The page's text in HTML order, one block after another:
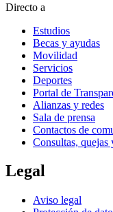
Directo a
Estudios
Becas y ayudas
Movilidad
Servicios
Deportes
Portal de
Alianzas y redes
Sala de prensa
Contactos de
Consultas, quejas
Legal
Aviso legal